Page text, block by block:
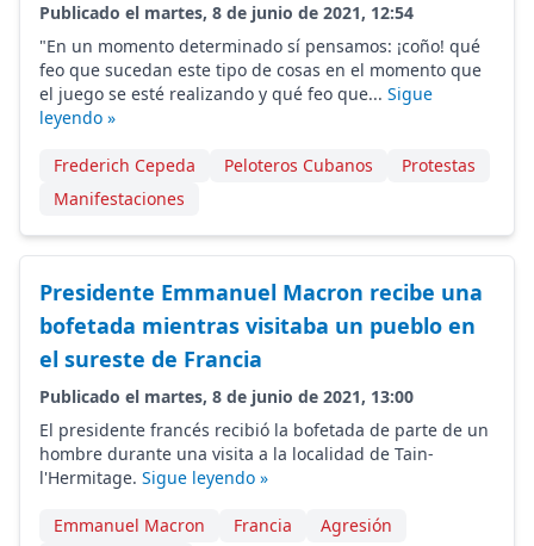
Publicado el martes, 8 de junio de 2021, 12:54
"En un momento determinado sí pensamos: ¡coño! qué
feo que sucedan este tipo de cosas en el momento que
el juego se esté realizando y qué feo que... Sigue
leyendo »
Frederich Cepeda Peloteros Cubanos
Protestas
Manifestaciones
Presidente Emmanuel Macron recibe una
bofetada mientras visitaba un pueblo en
el sureste de Francia
Publicado el martes, 8 de junio de 2021, 13:00
El presidente francés recibió la bofetada de parte de un
hombre durante una visita a la localidad de Tain-
l'Hermitage. Sigue leyendo »
Emmanuel Macron Francia
Agresión